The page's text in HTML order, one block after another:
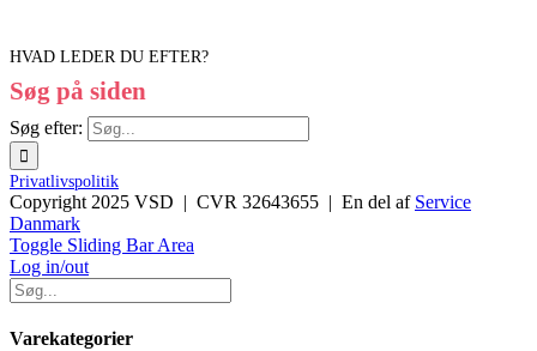
HVAD LEDER DU EFTER?
Søg på siden
Søg efter:
Privatlivspolitik
Copyright 2025 VSD | CVR 32643655 | En del af Service
Danmark
Toggle Sliding Bar Area
Log in/out
Varekategorier